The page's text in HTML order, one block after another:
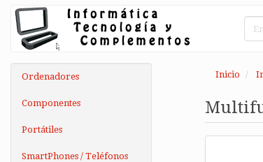
Ordenadores
Componentes
Portátiles
SmartPhones / Teléfonos
Inicio